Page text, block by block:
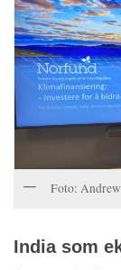
Foto:
India som